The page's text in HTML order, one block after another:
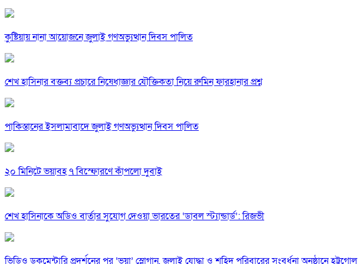
কুষ্টিয়ায় নানা আয়োজনে জুলাই গণঅভ্যুত্থান দিবস পালিত
শেখ হাসিনার বক্তব্য প্রচারে নিষেধাজ্ঞার যৌক্তিকতা নিয়ে রুমিন ফারহানার প্রশ্ন
পাকিস্তানের ইসলামাবাদে জুলাই গণঅভ্যুত্থান দিবস পালিত
২০ মিনিটে ভয়াবহ ৭ বিস্ফোরণে কাঁপলো দুবাই
শেখ হাসিনাকে অডিও বার্তার সুযোগ দেওয়া ভারতের ‘ডাবল স্ট্যান্ডার্ড’: রিজভী
ভিডিও ডকুমেন্টারি প্রদর্শনের পর ‘ভুয়া’ স্লোগান, জুলাই যোদ্ধা ও শহিদ পরিবারের সংবর্ধনা অনুষ্ঠানে হট্টগোল